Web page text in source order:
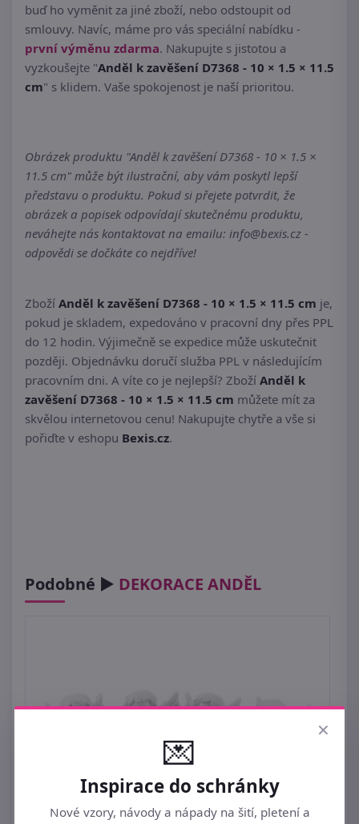
buď ho vyměnit za jiné zboží, nebo odstoupit od
smlouvy. Navíc, máme pro vás speciální nabídku -
první výměnu zdarma. Nakupujte s jistotou a
vyzkoušejte "Anděl k zavěšení D7368 - 10 × 1.5 × 11.5
cm" s klidem. Vaše spokojenost je naší prioritou.
Obrázek produktu "Anděl k zavěšení D7368 - 10 × 1.5 ×
11.5 cm" může být ilustrační, aby vám poskytl lepší
představu o produktu. Pokud si přejete potvrdit, že
obrázek a popisek odpovídají skutečnému produktu,
neváhejte nás kontaktovat na emailu: info@bexis.cz -
odpovědi se dočkáte co nejdříve!
Zboží Anděl k zavěšení D7368 - 10 × 1.5 × 11.5 cm je,
pokud je skladem, expedováno v pracovní dny přes PPL
do 12 hodin. Výjimečně se expedice může uskutečnit
později. Objednávku doručí služba PPL v následujícím
pracovním dni. A víte co je nejlepší? Zboží Anděl k
zavěšení D7368 - 10 × 1.5 × 11.5 cm můžete mít za
skvělou internetovou cenu! Nakupujte chytře a vše si
pořiďte v eshopu Bexis.cz.
Podobné ► DEKORACE ANDĚL
×
💌
Inspirace do schránky
Nové vzory, návody a nápady na šití, pletení a